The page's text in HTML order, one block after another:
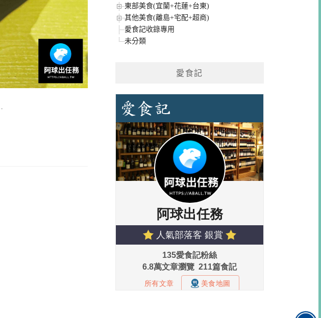
東部美食(宜蘭+花蓮+台東)
其他美食(離島+宅配+超商)
愛食記收錄專用
未分類
愛食記